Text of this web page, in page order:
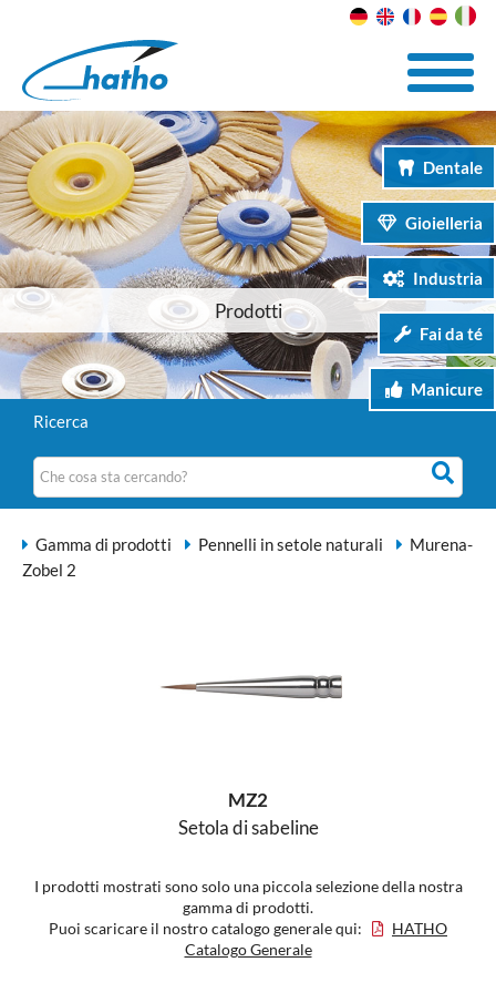
Dentale
Gioielleria
Industria
Fai da té
Manicure
Prodotti
Ricerca
Gamma di prodotti Pennelli in setole naturali
Murena-
Zobel 2
MZ2
Setola di sabeline
I prodotti mostrati sono solo una piccola selezione della nostra
gamma di prodotti.
Puoi scaricare il nostro catalogo generale qui:
HATHO
Catalogo Generale